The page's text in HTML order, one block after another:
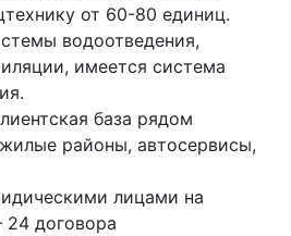
от 60-80 единиц.
водоотведения,
имеется система
база рядом
районы, автосервисы,
лицами на
24 договора